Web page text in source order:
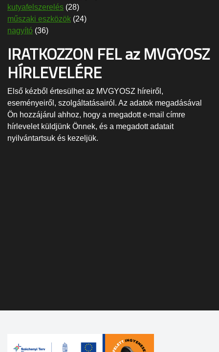
kutyafelszerelés (28)
műszaki eszközök (24)
nagyító (36)
IRATKOZZON FEL az MVGYOSZ
HÍRLEVELÉRE
Első kézből értesülhet az MVGYOSZ híreiről,
eseményeiről, szolgáltatásairól. Az adatok megadásával
Ön hozzájárul ahhoz, hogy a megadott e-mail címre
hírlevelet küldjünk Önnek, és a megadott adatait
nyilvántartsuk és kezeljük.